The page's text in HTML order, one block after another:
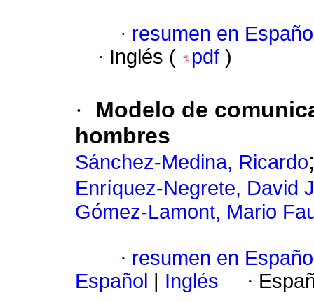
· resumen en
· Inglés ( pdf )
·
Modelo de
hombres
Sánchez-Medina, Ricardo
Enríquez-Negrete, David
Gómez-Lamont, Mario
· resumen en
Español
Inglés ·